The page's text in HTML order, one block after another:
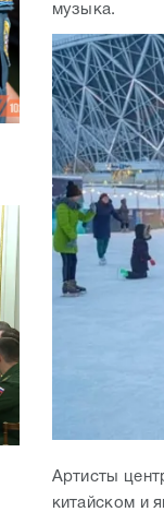
музыка.
Артисты
китайском и